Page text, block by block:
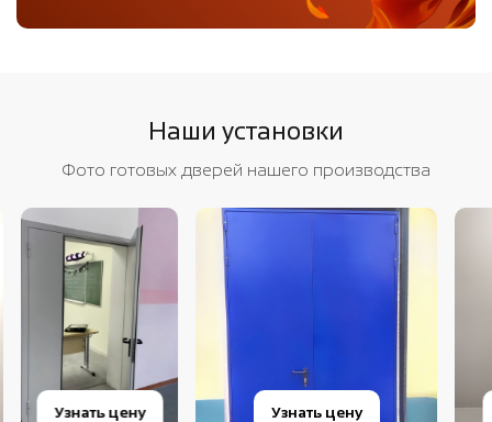
Наши установки
Фото готовых дверей нашего производства
Узнать цену Узнать цену